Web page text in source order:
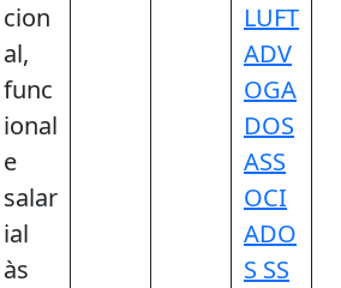
cion
al,
func
ional
e
salar
ial
às
LUFT
ADV
OGA
DOS
ASS
OCI
ADO
S SS